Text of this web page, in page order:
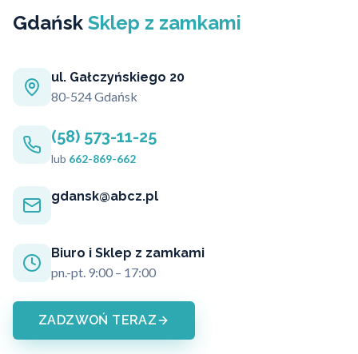
Gdańsk Sklep z zamkami
ul. Gałczyńskiego 20
80-524 Gdańsk
(58) 573-11-25
lub 662-869-662
gdansk@abcz.pl
Biuro i Sklep z zamkami
pn.-pt. 9:00 – 17:00
ZADZWOŃ TERAZ